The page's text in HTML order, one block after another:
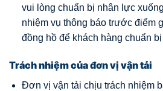
vui lòng chuẩn bị nhân lực
nhiệm vụ thông báo trước điểm
đồng hồ để khách hàng chuẩn bị
Trách nhiệm của đơn vị vận tải
Đơn vị vận tải chịu trách nhiệm